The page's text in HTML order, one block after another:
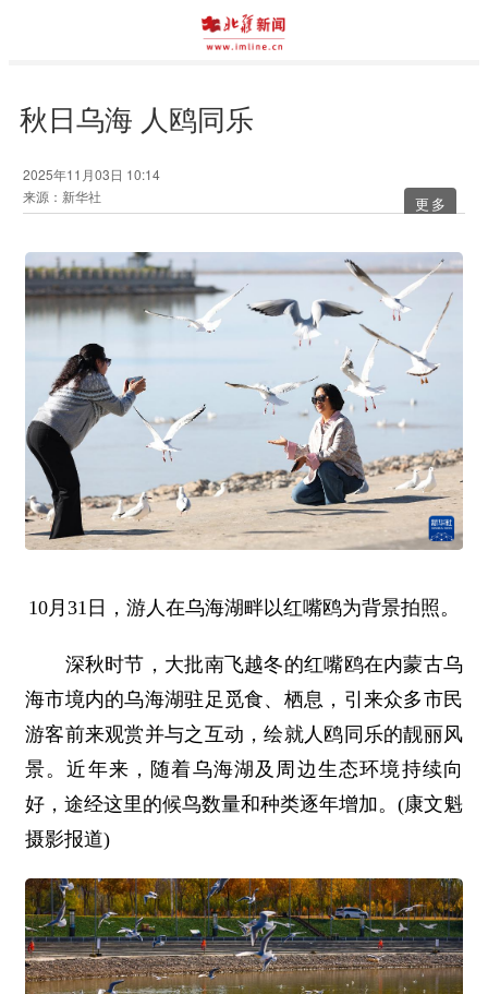
秋日乌海 人鸥同乐
2025年11月03日 10:14
来源：新华社
更多
10月31日，游人在乌海湖畔以红嘴鸥为背景拍照。
深秋时节，大批南飞越冬的红嘴鸥在内蒙古乌
海市境内的乌海湖驻足觅食、栖息，引来众多市民
游客前来观赏并与之互动，绘就人鸥同乐的靓丽风
景。近年来，随着乌海湖及周边生态环境持续向
好，途经这里的候鸟数量和种类逐年增加。(康文魁
摄影报道)